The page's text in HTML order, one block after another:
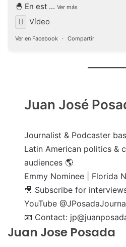
🐣 En est ... Ver más
Vídeo
Ver en Facebook · Compartir
Juan José
Journalist & Podcaster
Latin American politics &
audiences 🌎
Emmy Nominee | Florida
🎥 Subscribe for
YouTube
📧 Contact:
Juan Jose Posada